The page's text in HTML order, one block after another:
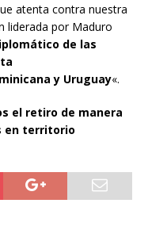
atenta contra nuestra
liderada por Maduro
de las
y Uruguay«.
el retiro de manera
en territorio